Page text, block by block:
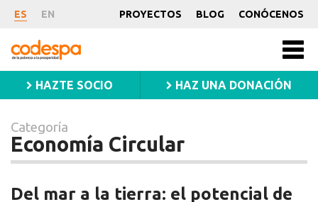
Categoría
Economía
Circular
ES EN PROYECTOS BLOG CONÓCENOS
CODESPA
HAZTE SOCIO HAZ UNA DONACIÓN
Categoría
Economía Circular
Del mar a la tierra: el potencial de